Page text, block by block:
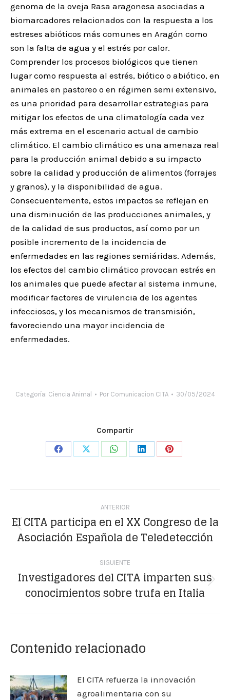
genoma de la oveja Rasa aragonesa asociadas a
biomarcadores relacionados con la respuesta a los
estreses abióticos más comunes en Aragón como
son la falta de agua y el estrés por calor.
Comprender los procesos biológicos que tienen
lugar como respuesta al estrés, biótico o abiótico, en
animales en pastoreo o en régimen semi extensivo,
es una prioridad para desarrollar estrategias para
mitigar los efectos de una climatología cada vez
más extrema en el escenario actual de cambio
climático. El cambio climático es una amenaza real
para la producción animal debido a su impacto
sobre la calidad y producción de alimentos (forrajes
y granos), y la disponibilidad de agua.
Consecuentemente, estos impactos se reflejan en
una disminución de las producciones animales, y
de la calidad de sus productos, así como por un
posible incremento de la incidencia de
enfermedades en las regiones semiáridas. Además,
los efectos del cambio climático provocan estrés en
los animales que puede afectar al sistema inmune,
modificar factores de virulencia de los agentes
infecciosos, y los mecanismos de transmisión,
favoreciendo una mayor incidencia de
enfermedades.
Categoría: Ciencia Animal Por Comunicacion CITA 30/05/2024
Compartir
Share
Share
Share
Share
Share
Navegación
entre
publicaciones
ANTERIOR
anterior:
El CITA participa en el XX Congreso de la
Asociación Española de Teledetección
SIGUIENTE
Publicación
siguiente:
Investigadores del CITA imparten sus
conocimientos sobre trufa en Italia
Contenido relacionado
El CITA refuerza la innovación
agroalimentaria con su